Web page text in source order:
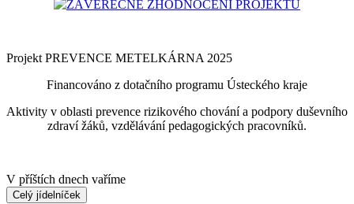
ZÁVĚREČNÉ ZHODNOCENÍ PROJEKTU
Projekt PREVENCE METELKÁRNA 2025
Financováno z dotačního programu Ústeckého kraje
Aktivity v oblasti prevence rizikového chování a podpory duševního
zdraví žáků, vzdělávání pedagogických pracovníků.
V příštích dnech vaříme
Celý jídelníček